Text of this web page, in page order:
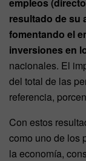
resultado de su
fomentando el
inversiones en
nacionales. El
del total de las
referencia,
Con estos
como uno de los
la economía,